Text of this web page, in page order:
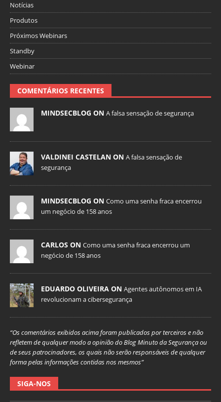
Notícias
Produtos
Próximos Webinars
Standby
Webinar
COMENTÁRIOS RECENTES
MINDSECBLOG ON A falsa sensação de segurança
VALDINEI CASTELAN ON A falsa sensação de
segurança
MINDSECBLOG ON Como uma senha fraca encerrou
um negócio de 158 anos
CARLOS ON Como uma senha fraca encerrou um
negócio de 158 anos
EDUARDO OLIVEIRA ON Agentes autônomos em IA
revolucionam a cibersegurança
“Os comentários exibidos acima foram publicados por terceiros e não
refletem de qualquer modo a opinião do Blog Minuto da Segurança ou
de seus patrocinadores, os quais não serão responsáveis de qualquer
forma pelas informações contidas nos mesmos”
SIGA-NOS